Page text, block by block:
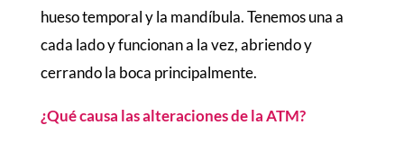
hueso temporal y la mandíbula. Tenemos una a
cada lado y funcionan a la vez, abriendo y
cerrando la boca principalmente.
¿Qué causa las alteraciones de la ATM?